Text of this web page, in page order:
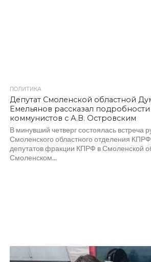
ПОЛИТИКА
Депутат Смоленской областной
Емельянов рассказал подробности
коммунистов с А.В. Островским
В минувший четверг состоялась встреча
Смоленского областного отделения
депутатов фракции КПРФ в Смоленской
Смоленском...